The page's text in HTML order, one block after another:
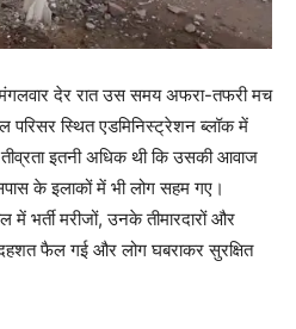
देर रात उस समय अफरा-तफरी मच
स्थित एडमिनिस्ट्रेशन ब्लॉक में
इतनी अधिक थी कि उसकी आवाज
के इलाकों में भी लोग सहम गए।
भर्ती मरीजों, उनके तीमारदारों और
दहशत फैल गई और लोग घबराकर सुरक्षित